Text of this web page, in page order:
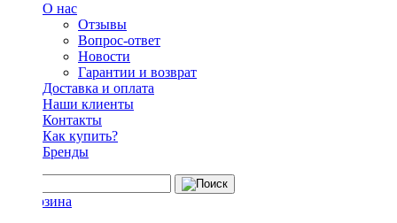
О нас
Отзывы
Вопрос-ответ
Новости
Гарантии и возврат
Доставка и оплата
Наши клиенты
Контакты
Как купить?
Бренды